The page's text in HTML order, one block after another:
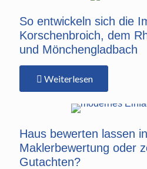
So entwickeln sich die
Korschenbroich, dem
und Mönchengladbach
Weiterlesen
Haus bewerten lassen
Maklerbewertung oder
Gutachten?